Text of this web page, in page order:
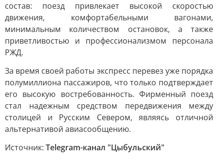
состав: поезд привлекает высокой скоростью
движения, комфортабельными вагонами,
минимальным количеством остановок, а также
приветливостью и профессионализмом персонала
РЖД.
За время своей работы экспресс перевез уже порядка
полумиллиона пассажиров, что только подтверждает
его высокую востребованность. Фирменный поезд
стал надежным средством передвижения между
столицей и Русским Севером, являясь отличной
альтернативой авиасообщению.
Источник: Telegram-канал "Цыбульский"